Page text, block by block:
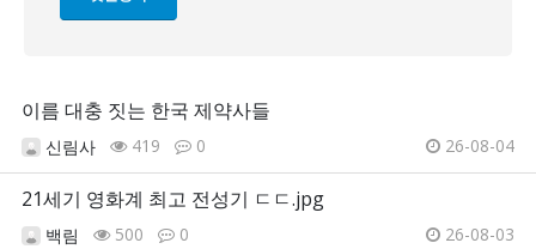
이름 대충 짓는 한국 제약사들
신림사 419 0 26-08-04
21세기 영화계 최고 전성기 ㄷㄷ.jpg
백림 500 0 26-08-03